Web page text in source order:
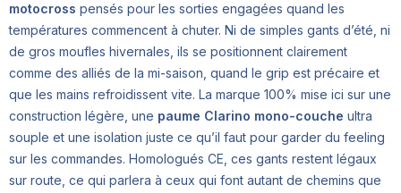
motocross pensés pour les sorties engagées quand les
températures commencent à chuter. Ni de simples gants d’été, ni
de gros moufles hivernales, ils se positionnent clairement
comme des alliés de la mi-saison, quand le grip est précaire et
que les mains refroidissent vite. La marque 100% mise ici sur une
construction légère, une paume Clarino mono-couche ultra
souple et une isolation juste ce qu’il faut pour garder du feeling
sur les commandes. Homologués CE, ces gants restent légaux
sur route, ce qui parlera à ceux qui font autant de chemins que